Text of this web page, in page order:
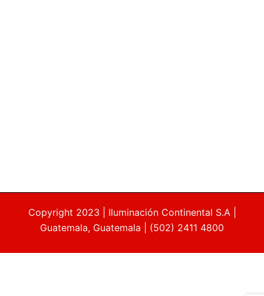
Copyright 2023 | Iluminación Continental S.A |
Guatemala, Guatemala | (502) 2411 4800